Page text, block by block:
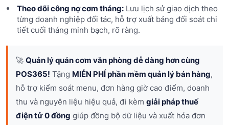
Theo dõi công nợ cơm tháng:Lưu lịch sử giao dịch theo
từng doanh nghiệp đối tác, hỗ trợ xuất bảng đối soát chi
tiết cuối tháng minh bạch, rõ ràng.
🚀 Quản lý quán cơm văn phòng dễ dàng hơn cùng
POS365! Tặng MIỄN PHÍ phần mềm quản lý bán hàng,
hỗ trợ kiểm soát menu, đơn hàng giờ cao điểm, doanh
thu và nguyên liệu hiệu quả, đi kèm giải pháp thuế
điện tử 0 đồng giúp đồng bộ dữ liệu và xuất hóa đơn